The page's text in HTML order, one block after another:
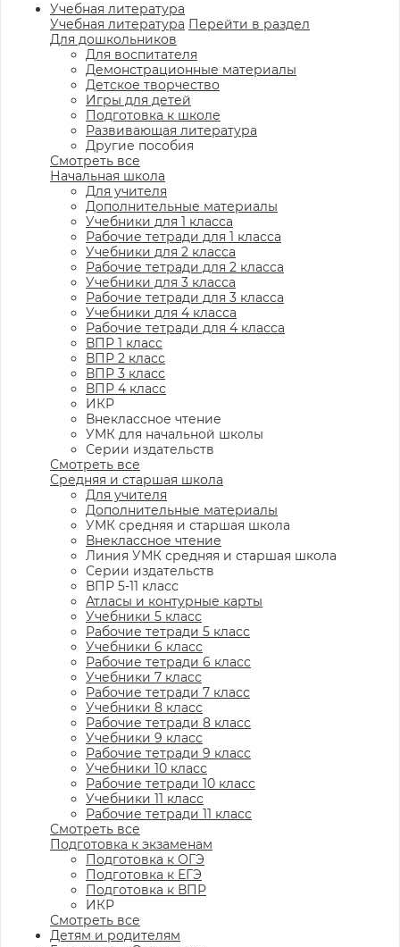
Учебная литература
Учебная литература Перейти в раздел
Для дошкольников
Для воспитателя
Демонстрационные материалы
Детское творчество
Игры для детей
Подготовка к школе
Развивающая литература
Другие пособия
Смотреть все
Начальная школа
Для учителя
Дополнительные материалы
Учебники для 1 класса
Рабочие тетради для 1 класса
Учебники для 2 класса
Рабочие тетради для 2 класса
Учебники для 3 класса
Рабочие тетради для 3 класса
Учебники для 4 класса
Рабочие тетради для 4 класса
ВПР 1 класс
ВПР 2 класс
ВПР 3 класс
ВПР 4 класс
ИКР
Внеклассное чтение
УМК для начальной школы
Серии издательств
Смотреть все
Средняя и старшая школа
Для учителя
Дополнительные материалы
УМК средняя и старшая школа
Внеклассное чтение
Линия УМК средняя и старшая школа
Серии издательств
ВПР 5-11 класс
Атласы и контурные карты
Учебники 5 класс
Рабочие тетради 5 класс
Учебники 6 класс
Рабочие тетради 6 класс
Учебники 7 класс
Рабочие тетради 7 класс
Учебники 8 класс
Рабочие тетради 8 класс
Учебники 9 класс
Рабочие тетради 9 класс
Учебники 10 класс
Рабочие тетради 10 класс
Учебники 11 класс
Рабочие тетради 11 класс
Смотреть все
Подготовка к экзаменам
Подготовка к ОГЭ
Подготовка к ЕГЭ
Подготовка к ВПР
ИКР
Смотреть все
Детям и родителям